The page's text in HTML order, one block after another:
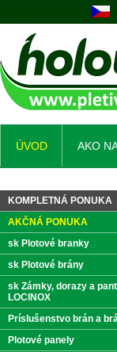
KOMPLETNÁ PONUKA
AKČNÁ PONUKA
sk Plotové branky
sk Plotové brány
sk Zámky, dorazy a
LOCINOX
Príslušenstvo brán a
Plotové panely
ÚVOD AKO